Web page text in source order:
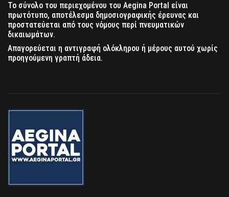
Το σύνολο του περιεχομένου του Aegina Portal είναι
πρωτότυπο, αποτέλεσμα δημοσιογραφικής έρευνας και
προστατεύεται από τους νόμους περί πνευματικών
δικαιωμάτων.
Απαγορεύεται η αντιγραφή ολόκληρου ή μέρους αυτού χωρίς
προηγούμενη γραπτή άδεια.